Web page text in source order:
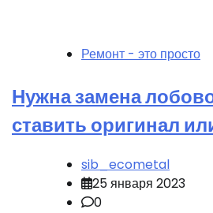
Ремонт - это просто
Нужна замена
ставить оригинал
sib_ecometal
25 января 2023
0